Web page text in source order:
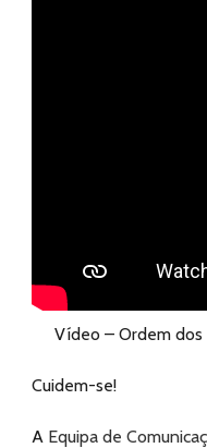
Vídeo – Ordem dos
Cuidem-se!
A Equipa de